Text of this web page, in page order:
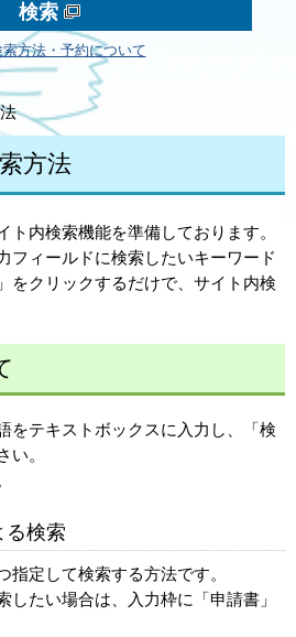
検索
索方法・予約について
方法
ト内検索機能を準備しております。
フィールドに検索したいキーワード
をクリックするだけで、サイト内検
をテキストボックスに入力し、「検
い。
る検索
指定して検索する方法です。
したい場合は、入力枠に「申請書」